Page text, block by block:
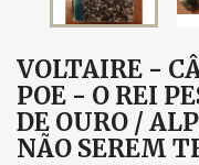
VOLTAIRE -
POE - O REI
DE OURO /
NÃO SEREM